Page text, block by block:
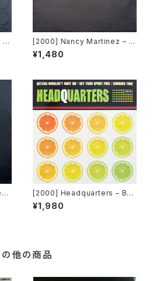
[2000] Nancy Martinez – F
or The First Time [Dream
Beat][2枚組]
¥1,480
[2000] Headquarters – Bet
cha Wouldn't Hurt Me [Unit
y Records Inc.]
¥1,980
の他の商品